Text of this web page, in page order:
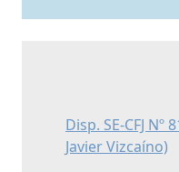
Disp. SE-CFJ
Javier Vizcaíno)